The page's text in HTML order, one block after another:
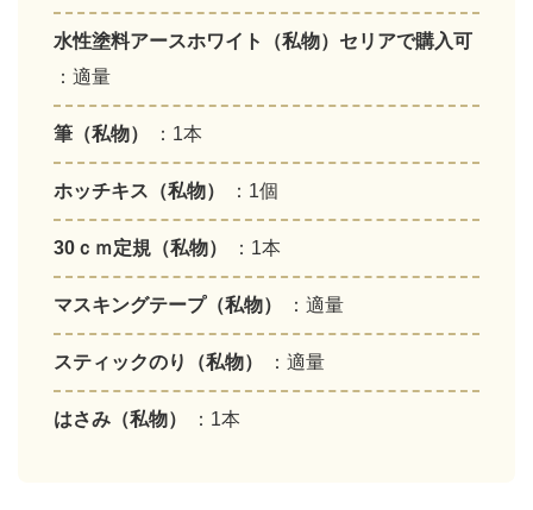
水性塗料アースホワイト（私物）セリアで購入可
：適量
筆（私物） ：1本
ホッチキス（私物） ：1個
30ｃｍ定規（私物） ：1本
マスキングテープ（私物） ：適量
スティックのり（私物） ：適量
はさみ（私物） ：1本